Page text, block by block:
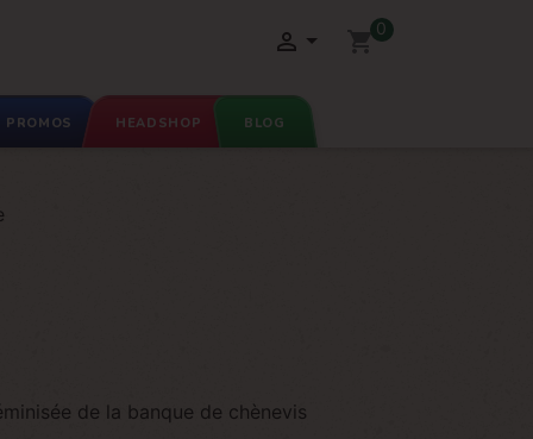
 shopping_cart0
PROMOS HEADSHOP BLOG
de la banque de chènevis